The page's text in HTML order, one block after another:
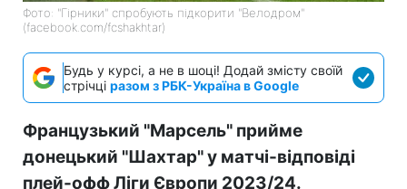
Фото: "Гірники" спробують підкорити "Велодром"
(facebook.com/fcshakhtar)
Будь у курсі, а не в шоці! Додай змісту своїй
стрічці разом з РБК-Україна в Google
Французький "Марсель" прийме
донецький "Шахтар" у матчі-відповіді
плей-офф Ліги Європи 2023/24.